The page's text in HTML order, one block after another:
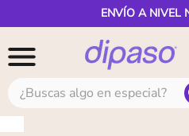
ENVÍO A NIVEL
¿Buscas algo en especial?